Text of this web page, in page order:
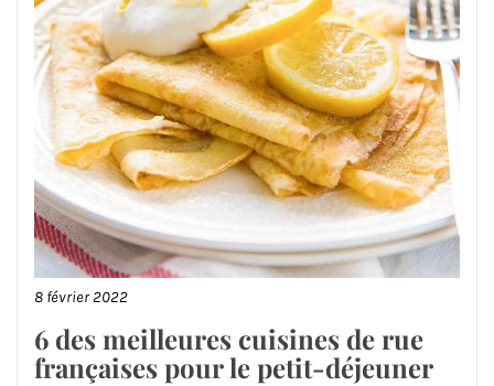
8 février 2022
6 des meilleures cuisines de rue
françaises pour le petit-déjeuner